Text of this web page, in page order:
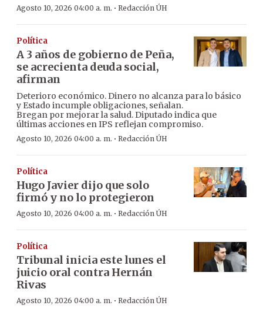
Agosto 10, 2026 04:00 a. m. · Redacción ÚH
Política
A 3 años de gobierno de Peña,
se acrecienta deuda social,
afirman
Deterioro económico. Dinero no alcanza para lo básico
y Estado incumple obligaciones, señalan.
Bregan por mejorar la salud. Diputado indica que
últimas acciones en IPS reflejan compromiso.
Agosto 10, 2026 04:00 a. m. · Redacción ÚH
Política
Hugo Javier dijo que solo
firmó y no lo protegieron
Agosto 10, 2026 04:00 a. m. · Redacción ÚH
Política
Tribunal inicia este lunes el
juicio oral contra Hernán
Rivas
Agosto 10, 2026 04:00 a. m. · Redacción ÚH